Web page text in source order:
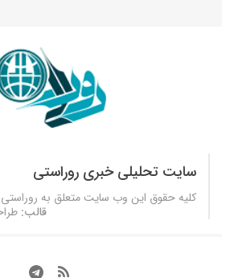
سایت تحلیلی خبری روراستی
کلیه حقوق این وب سایت متعلق به روراستی
قالب: